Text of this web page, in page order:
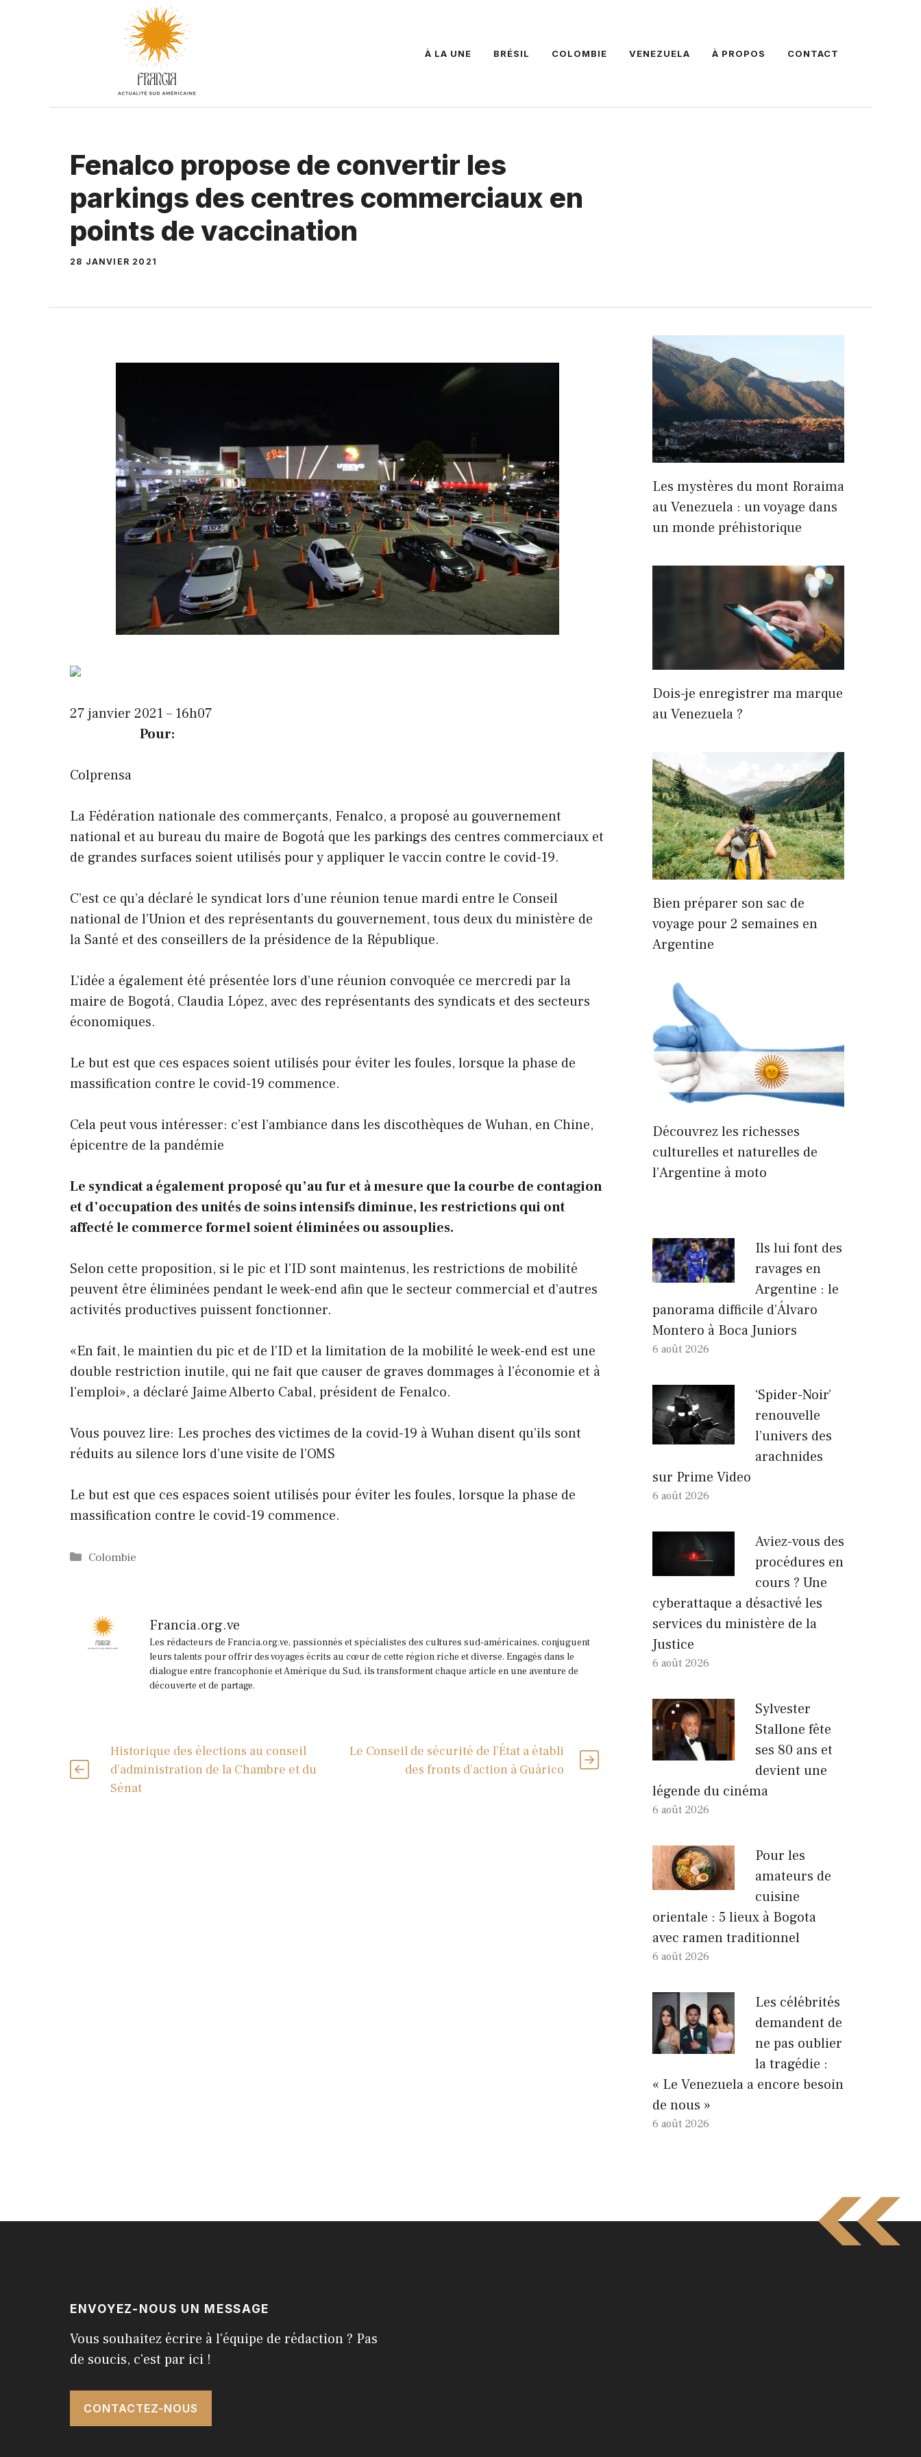
À LA UNE BRÉSIL COLOMBIE VENEZUELA À PROPOS CONTACT
Fenalco propose de convertir les
parkings des centres commerciaux en
points de vaccination
28 JANVIER 2021
27 janvier 2021 – 16h07
Pour:
Colprensa
La Fédération nationale des commerçants, Fenalco, a proposé au gouvernement
national et au bureau du maire de Bogotá que les parkings des centres commerciaux et
de grandes surfaces soient utilisés pour y appliquer le vaccin contre le covid-19.
C’est ce qu’a déclaré le syndicat lors d’une réunion tenue mardi entre le Conseil
national de l’Union et des représentants du gouvernement, tous deux du ministère de
la Santé et des conseillers de la présidence de la République.
L’idée a également été présentée lors d’une réunion convoquée ce mercredi par la
maire de Bogotá, Claudia López, avec des représentants des syndicats et des secteurs
économiques.
Le but est que ces espaces soient utilisés pour éviter les foules, lorsque la phase de
massification contre le covid-19 commence.
Cela peut vous intéresser: c’est l’ambiance dans les discothèques de Wuhan, en Chine,
épicentre de la pandémie
Le syndicat a également proposé qu’au fur et à mesure que la courbe de contagion
et d’occupation des unités de soins intensifs diminue, les restrictions qui ont
affecté le commerce formel soient éliminées ou assouplies.
Selon cette proposition, si le pic et l’ID sont maintenus, les restrictions de mobilité
peuvent être éliminées pendant le week-end afin que le secteur commercial et d’autres
activités productives puissent fonctionner.
«En fait, le maintien du pic et de l’ID et la limitation de la mobilité le week-end est une
double restriction inutile, qui ne fait que causer de graves dommages à l’économie et à
l’emploi», a déclaré Jaime Alberto Cabal, président de Fenalco.
Vous pouvez lire: Les proches des victimes de la covid-19 à Wuhan disent qu’ils sont
réduits au silence lors d’une visite de l’OMS
Le but est que ces espaces soient utilisés pour éviter les foules, lorsque la phase de
massification contre le covid-19 commence.
Catégories
Colombie
Francia.org.ve
Les rédacteurs de Francia.org.ve, passionnés et spécialistes des cultures sud-américaines, conjuguent
leurs talents pour offrir des voyages écrits au cœur de cette région riche et diverse. Engagés dans le
dialogue entre francophonie et Amérique du Sud, ils transforment chaque article en une aventure de
découverte et de partage.
Historique des élections au conseil
d’administration de la Chambre et du
Sénat
Le Conseil de sécurité de l’État a établi
des fronts d’action à Guárico
Les mystères du mont Roraima
au Venezuela : un voyage dans
un monde préhistorique
Dois-je enregistrer ma marque
au Venezuela ?
Bien préparer son sac de
voyage pour 2 semaines en
Argentine
Découvrez les richesses
culturelles et naturelles de
l’Argentine à moto
Ils lui font des
ravages en
Argentine : le
panorama difficile d’Álvaro
Montero à Boca Juniors
6 août 2026
‘Spider-Noir’
renouvelle
l’univers des
arachnides
sur Prime Video
6 août 2026
Aviez-vous des
procédures en
cours ? Une
cyberattaque a désactivé les
services du ministère de la
Justice
6 août 2026
Sylvester
Stallone fête
ses 80 ans et
devient une
légende du cinéma
6 août 2026
Pour les
amateurs de
cuisine
orientale : 5 lieux à Bogota
avec ramen traditionnel
6 août 2026
Les célébrités
demandent de
ne pas oublier
la tragédie :
« Le Venezuela a encore besoin
de nous »
6 août 2026
ENVOYEZ-NOUS UN MESSAGE
Vous souhaitez écrire à l'équipe de rédaction ? Pas
de soucis, c'est par ici !
CONTACTEZ-NOUS